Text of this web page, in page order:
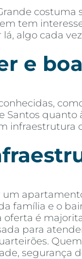
costuma
tem
algo cada
e boa
Santos quanto
infraestrutura
família e o
oferta é
para
segurança